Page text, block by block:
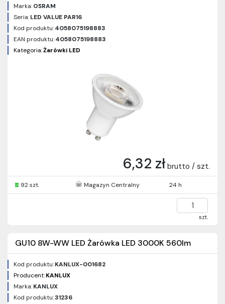
Marka:OSRAM
Seria:LED VALUE PAR16
Kod produktu:4058075198883
EAN produktu:4058075198883
Kategoria:Żarówki LED
6,32 zł brutto / szt.
92 szt. Magazyn Centralny 24 h
szt.
GU10 8W-WW LED Żarówka LED 3000K 560lm
Kod produktu:KANLUX-001682
Producent:KANLUX
Marka:KANLUX
Kod produktu:31236